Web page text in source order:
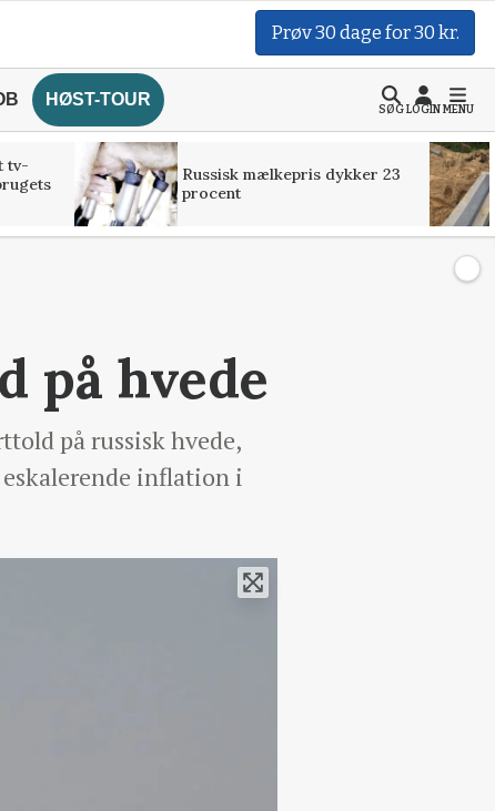
Prøv 30 dage for 30 kr.
HØST-TOUR
SØGLOGINMENU
tv-
Russisk mælkepris dykker 23
procent
på hvede
på russisk hvede,
inflation i